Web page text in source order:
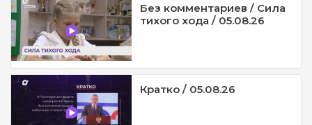
Без комментариев / Сила
тихого хода / 05.08.26
Кратко / 05.08.26